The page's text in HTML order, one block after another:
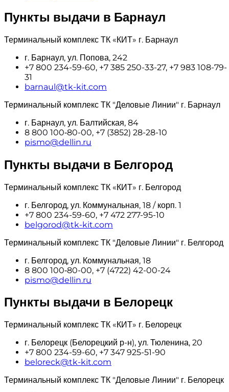
Пункты выдачи в Барнаул
Терминальный комплекс ТК «КИТ» г. Барнаул
г. Барнаул, ул. Попова, 242
+7 800 234-59-60, +7 385 250-33-27, +7 983 108-79-
31
barnaul@tk-kit.com
Терминальный комплекс ТК "Деловые Линии" г. Барнаул
г. Барнаул, ул. Балтийская, 84
8 800 100‑80-00, +7 (3852) 28-28-10
pismo@dellin.ru
Пункты выдачи в Белгород
Терминальный комплекс ТК «КИТ» г. Белгород
г. Белгород, ул. Коммунальная, 18 / корп. 1
+7 800 234-59-60, +7 472 277-95-10
belgorod@tk-kit.com
Терминальный комплекс ТК "Деловые Линии" г. Белгород
г. Белгород, ул. Коммунальная, 18
8 800 100‑80-00, +7 (4722) 42-00-24
pismo@dellin.ru
Пункты выдачи в Белорецк
Терминальный комплекс ТК «КИТ» г. Белорецк
г. Белорецк (Белорецкий р-н), ул. Тюленина, 20
+7 800 234-59-60, +7 347 925-51-90
beloreck@tk-kit.com
Терминальный комплекс ТК "Деловые Линии" г. Белорецк